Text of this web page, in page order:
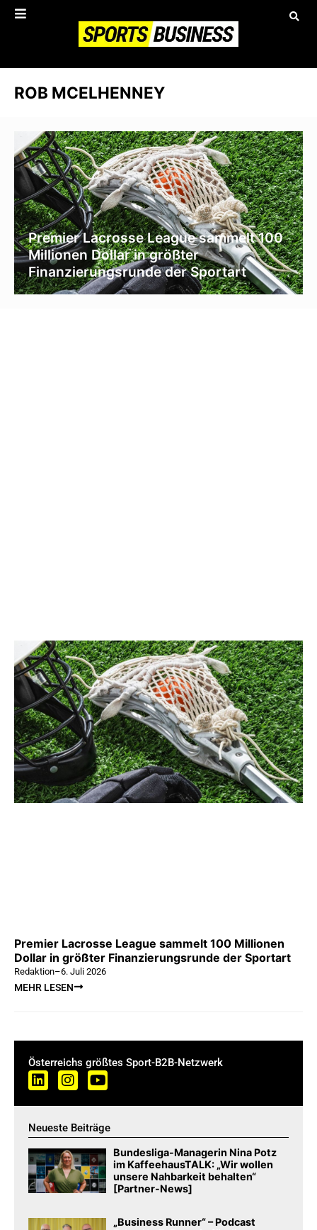
ROB MCELHENNEY
Premier Lacrosse League sammelt 100
Millionen Dollar in größter
Finanzierungsrunde der Sportart
Premier Lacrosse League sammelt 100 Millionen
Dollar in größter Finanzierungsrunde der Sportart
Redaktion–6. Juli 2026
MEHR LESEN
Österreichs größtes Sport-B2B-Netzwerk
Neueste Beiträge
Bundesliga-Managerin Nina Potz
im KaffeehausTALK: „Wir wollen
unsere Nahbarkeit behalten“
[Partner-News]
„Business Runner“ – Podcast